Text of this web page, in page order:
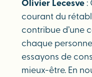
Olivier Lecesve :
courant du
contribue d’une
chaque
essayons de
mieux-être. En